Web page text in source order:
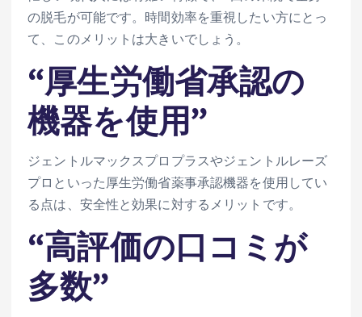
の脱毛が可能です。時間効率を重視したい方にとっ
て、このメリットは大きいでしょう。
“厚生労働省承認の
機器を使用”
ジェントルマックスプロプラスやジェントルレーズ
プロといった厚生労働省薬事承認機器を使用してい
る点は、安全性と効果に対するメリットです。
“高評価の口コミが
多数”